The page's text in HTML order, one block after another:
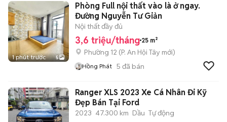
1 phút trước 5
Phòng Full nội thất vào là ở ngay.
Đường Nguyễn Tư Giản
Nội thất đầy đủ
3,6 triệu/tháng 25 m²
Phường 12 (P. An Hội Tây mới)
Hồng Phát 5 đã bán
Ranger XLS 2023 Xe Cá Nhân Đi Kỹ
Đẹp Bán Tại Ford
2023 47.300 km Dầu Tự động